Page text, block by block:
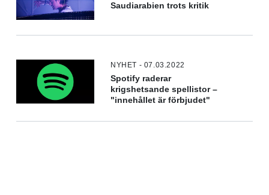
Saudiarabien trots kritik
NYHET - 07.03.2022
Spotify raderar
krigshetsande spellistor –
"innehållet är förbjudet"